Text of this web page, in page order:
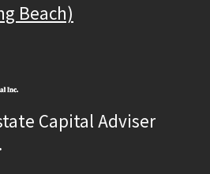
Beach)
Capital Adviser